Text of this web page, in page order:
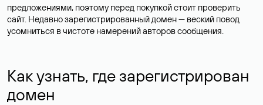
предложениями, поэтому перед покупкой стоит проверить
сайт. Недавно зарегистрированный домен — веский повод
усомниться в чистоте намерений авторов сообщения.
Как узнать, где зарегистрирован
домен